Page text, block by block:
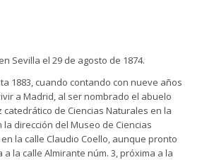
Sevilla el 29 de agosto de 1874.
1883, cuando contando con nueve años
a Madrid, al ser nombrado el abuelo
de Ciencias Naturales en la
dirección del Museo de Ciencias
la calle Claudio Coello, aunque pronto
la calle Almirante núm. 3, próxima a la